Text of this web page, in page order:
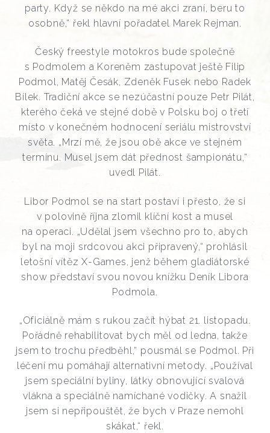
party. Když se někdo na mé akci zraní, beru to
osobně,“ řekl hlavní pořadatel Marek Rejman.
Český freestyle motokros bude společně
s Podmolem a Koreněm zastupovat ještě Filip
Podmol, Matěj Česák, Zdeněk Fusek nebo Radek
Bílek. Tradiční akce se nezúčastní pouze Petr Pilát,
kterého čeká ve stejné době v Polsku boj o třetí
místo v konečném hodnocení seriálu mistrovství
světa. „Mrzí mě, že jsou obě akce ve stejném
termínu. Musel jsem dát přednost šampionátu,“
uvedl Pilát.
Libor Podmol se na start postaví i přesto, že si
v polovině října zlomil klíční kost a musel
na operaci. „Udělal jsem všechno pro to, abych
byl na moji srdcovou akci připravený,“ prohlásil
letošní vítěz X-Games, jenž během gladiátorské
show představí svou novou knížku Deník Libora
Podmola.
„Oficiálně mám s rukou začít hýbat 21. listopadu.
Pořádně rehabilitovat bych měl od ledna, takže
jsem to trochu předběhl,“ pousmál se Podmol. Při
léčení mu pomáhají alternativní metody. „Používal
jsem speciální byliny, látky obnovující svalová
vlákna a speciálně namíchané vodičky. A snažil
jsem si nepřipouštět, že bych v Praze nemohl
skákat,“ řekl.